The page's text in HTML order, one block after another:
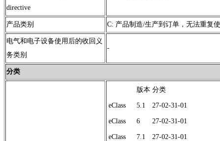
directive
产品类别 C: 产品制造/生产到订单，无法重复
电气和电子设备使用后的收回义
务类别
-
分类
版本 分类
eClass 5.1 27-02-31-01
eClass 6 27-02-31-01
eClass 7.1 27-02-31-01